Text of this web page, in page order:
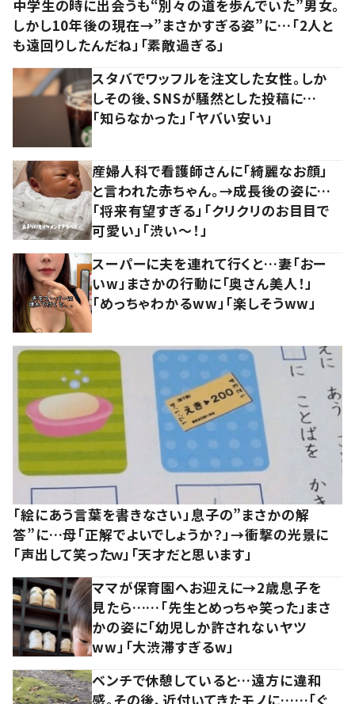
中学生の時に出会うも“別々の道を歩んでいた”男女。
しかし10年後の現在→”まさかすぎる姿”に…「2人と
も遠回りしたんだね」「素敵過ぎる」
スタバでワッフルを注文した女性。しか
しその後、SNSが騒然とした投稿に…
「知らなかった」「ヤバい安い」
産婦人科で看護師さんに「綺麗なお顔」
と言われた赤ちゃん。→成長後の姿に…
「将来有望すぎる」「クリクリのお目目で
可愛い」「渋い～！」
スーパーに夫を連れて行くと…妻「おー
いw」まさかの行動に「奥さん美人！」
「めっちゃわかるww」「楽しそうww」
「絵にあう言葉を書きなさい」息子の”まさかの解
答”に…母「正解でよいでしょうか？」→衝撃の光景に
「声出して笑ったｗ」「天才だと思います」
ママが保育園へお迎えに→2歳息子を
見たら……「先生とめっちゃ笑った」まさ
かの姿に「幼児しか許されないヤツ
ww」「大渋滞すぎるw」
ベンチで休憩していると…遠方に違和
感。その後、近付いてきたモノに……「ぐ